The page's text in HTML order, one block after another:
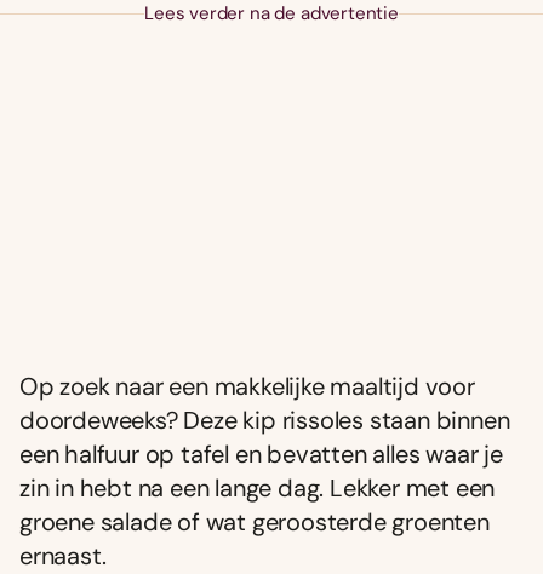
Lees verder na de advertentie
Op zoek naar een makkelijke maaltijd voor
doordeweeks? Deze kip rissoles staan binnen
een halfuur op tafel en bevatten alles waar je
zin in hebt na een lange dag. Lekker met een
groene salade of wat geroosterde groenten
ernaast.